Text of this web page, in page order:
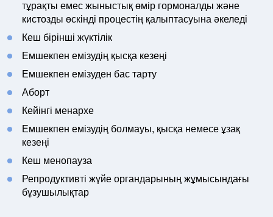
тұрақты емес жыныстық өмір гормоналды және
кистозды өскінді процестің қалыптасуына әкеледі
Кеш бірінші жүктілік
Емшекпен емізудің қысқа кезеңі
Емшекпен емізуден бас тарту
Аборт
Кейінгі менархе
Емшекпен емізудің болмауы, қысқа немесе ұзақ
кезеңі
Кеш менопауза
Репродуктивті жүйе органдарының жұмысындағы
бұзушылықтар